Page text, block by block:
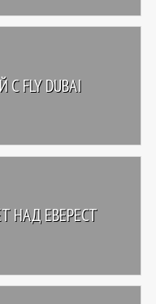
FLY DUBAI
НАД ЕВЕРЕСТ